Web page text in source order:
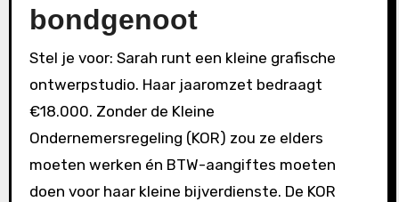
bondgenoot
Stel je voor: Sarah runt een kleine grafische
ontwerpstudio. Haar jaaromzet bedraagt
€18.000. Zonder de Kleine
Ondernemersregeling (KOR) zou ze elders
moeten werken én BTW-aangiftes moeten
doen voor haar kleine bijverdienste. De KOR